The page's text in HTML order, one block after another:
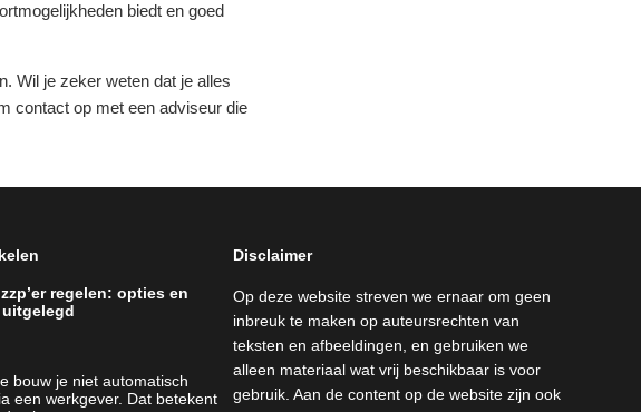
biedt en goed
Wil je zeker weten dat je alles
contact op met een adviseur die
regelen: opties en
bouw je niet automatisch
een werkgever. Dat betekent
Disclaimer
Op deze website streven we ernaar om geen
inbreuk te maken op auteursrechten van
teksten en afbeeldingen, en gebruiken we
alleen materiaal wat vrij beschikbaar is voor
gebruik. Aan de content op de website zijn ook